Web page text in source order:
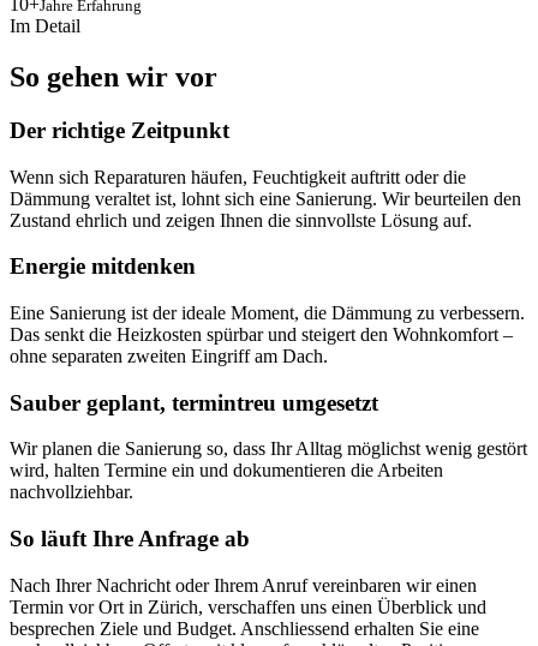
10+Jahre Erfahrung
Im Detail
So gehen wir vor
Der richtige Zeitpunkt
Wenn sich Reparaturen häufen, Feuchtigkeit auftritt oder die
Dämmung veraltet ist, lohnt sich eine Sanierung. Wir beurteilen den
Zustand ehrlich und zeigen Ihnen die sinnvollste Lösung auf.
Energie mitdenken
Eine Sanierung ist der ideale Moment, die Dämmung zu verbessern.
Das senkt die Heizkosten spürbar und steigert den Wohnkomfort –
ohne separaten zweiten Eingriff am Dach.
Sauber geplant, termintreu umgesetzt
Wir planen die Sanierung so, dass Ihr Alltag möglichst wenig gestört
wird, halten Termine ein und dokumentieren die Arbeiten
nachvollziehbar.
So läuft Ihre Anfrage ab
Nach Ihrer Nachricht oder Ihrem Anruf vereinbaren wir einen
Termin vor Ort in Zürich, verschaffen uns einen Überblick und
besprechen Ziele und Budget. Anschliessend erhalten Sie eine